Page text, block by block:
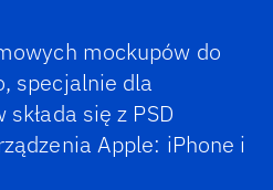
mockupów do
specjalnie dla
się z PSD
Apple: iPhone i